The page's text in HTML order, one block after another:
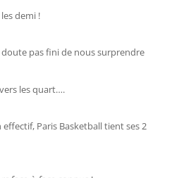
demi !
doute pas fini de nous surprendre
les quart….
Paris Basketball tient ses 2